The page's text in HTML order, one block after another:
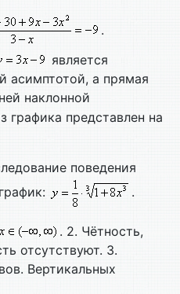
.
является
асимптотой, а прямая
наклонной
графика представлен на
поведения
.
. 2. Чётность,
отсутствуют. 3.
Вертикальных